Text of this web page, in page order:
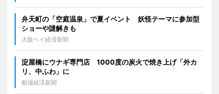
弁天町の「空庭温泉」で夏イベント 妖怪テーマに参加型
ショーや謎解きも
大阪ベイ経済新聞
淀屋橋にウナギ専門店 1000度の炭火で焼き上げ「外カ
リ、中ふわ」に
船場経済新聞